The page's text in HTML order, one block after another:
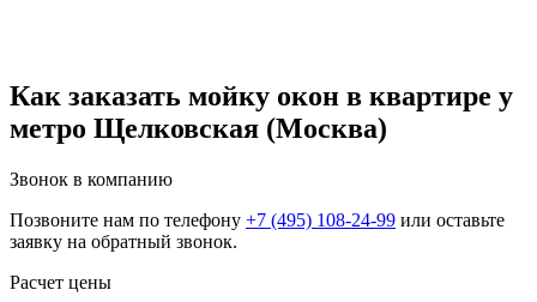
Как заказать мойку окон в квартире у
метро Щелковская (Москва)
Звонок в компанию
Позвоните нам по телефону +7 (495) 108-24-99 или оставьте
заявку на обратный звонок.
Расчет цены